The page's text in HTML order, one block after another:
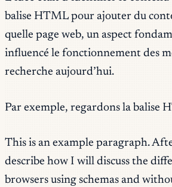
balise HTML pour ajouter du
quelle page web, un aspect
influencé le fonctionnement des
recherche aujourd’hui.
Par exemple, regardons la balise
This is an example paragraph.
describe how I will discuss the
browsers using schemas and